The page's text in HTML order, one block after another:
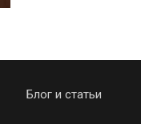
Блог и статьи